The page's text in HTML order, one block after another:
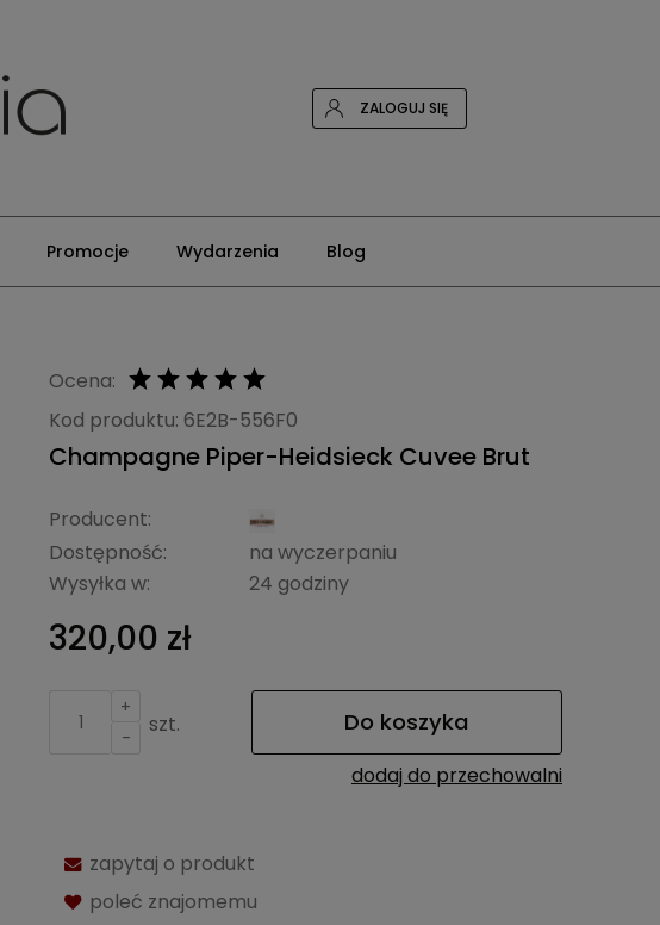
ZALOGUJ SIĘ
Promocje Wydarzenia Blog
Ocena:
Kod produktu: 6E2B-556F0
Champagne Piper-Heidsieck Cuvee Brut
Producent:
Dostępność:
na wyczerpaniu
Wysyłka w:
24 godziny
320,00 zł
+
-
szt. Do koszyka
dodaj do przechowalni
zapytaj o produkt
poleć znajomemu